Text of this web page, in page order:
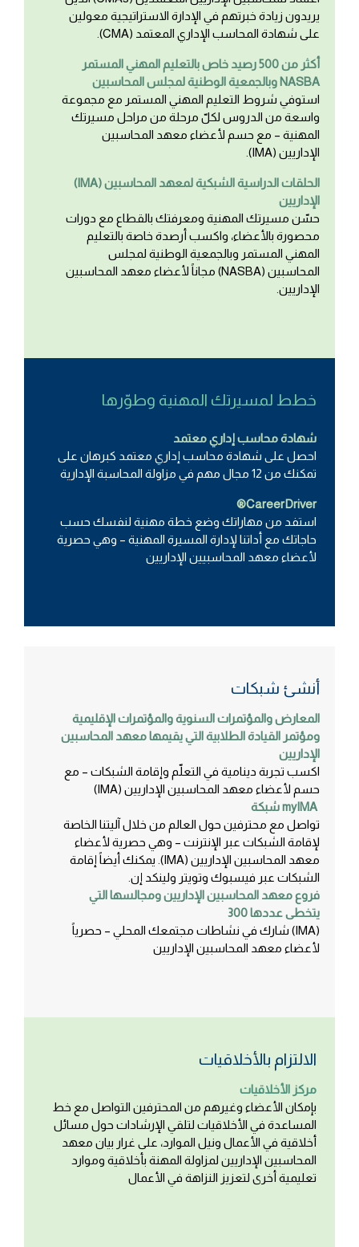
يريدون زيادة خبرتهم في الإدارة الاستراتيجية معولين
على شهادة المحاسب الإداري المعتمد (CMA).
أكثر من 500 رصيد خاص بالتعليم المهني المستمر
وبالجمعية الوطنية لمجلس المحاسبين NASBA
استوفي شروط التعليم المهني المستمر مع مجموعة
واسعة من الدروس لكلّ مرحلة من مراحل مسيرتك
المهنية – مع حسم لأعضاء معهد المحاسبين
الإداريين (IMA).
(IMA) الحلقات الدراسية الشبكية لمعهد المحاسبين
الإداريين
حسّن مسيرتك المهنية ومعرفتك بالقطاع مع دورات
محصورة بالأعضاء، واكسب أرصدة خاصة بالتعليم
المهني المستمر وبالجمعية الوطنية لمجلس
المحاسبين (NASBA) مجاناً لأعضاء معهد المحاسبين
الإداريين.
خطط لمسيرتك المهنية وطوّرها
شهادة محاسب إداري معتمد
احصل على شهادة محاسب إداري معتمد كبرهان على
تمكنك من 12 مجال مهم في مزاولة المحاسبة الإدارية
CareerDriver®
استفد من مهاراتك وضع خطة مهنية لنفسك حسب
حاجاتك مع أداتنا لإدارة المسيرة المهنية – وهي حصرية
لأعضاء معهد المحاسبيين الإداريين
أنشئ شبكات
المعارض والمؤتمرات السنوية والمؤتمرات الإقليمية
ومؤتمر القيادة الطلابية التي يقيمها معهد المحاسبين
الإداريين
اكسب تجربة دينامية في التعلّم وإقامة الشبكات – مع
حسم لأعضاء معهد المحاسبين الإداريين (IMA)
myIMA شبكة
تواصل مع محترفين حول العالم من خلال آليتنا الخاصة
لإقامة الشبكات عبر الإنترنت – وهي حصرية لأعضاء
معهد المحاسبين الإداريين (IMA). يمكنك أيضاً إقامة
الشبكات عبر فيسبوك وتويتر ولينكد إن.
فروع معهد المحاسبين الإداريين ومجالسها التي
يتخطى عددها 300
(IMA) شارك في نشاطات مجتمعك المحلي – حصرياً
لأعضاء معهد المحاسبين الإداريين
الالتزام بالأخلاقيات
مركز الأخلاقيات
بإمكان الأعضاء وغيرهم من المحترفين التواصل مع خط
المساعدة في الأخلاقيات لتلقي الإرشادات حول مسائل
أخلاقية في الأعمال ونيل الموارد، على غرار بيان معهد
المحاسبين الإداريين لمزاولة المهنة بأخلاقية وموارد
تعليمية أخرى لتعزيز النزاهة في الأعمال